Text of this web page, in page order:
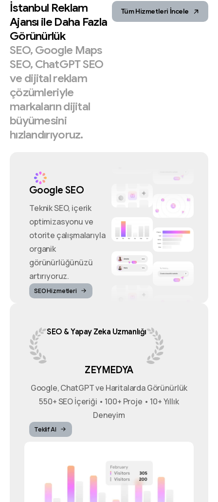
İstanbul Reklam
Ajansı ile Daha Fazla
Görünürlük
SEO, Google Maps
SEO, ChatGPTSEO
ve dijitalreklam
çözümleriyle
markalarındijital
büyümesini
hızlandırıyoruz.
Tüm Hizmetleri İncele
Google SEO
Teknik SEO, içerik
optimizasyonu ve
otorite çalışmalarıyla
organik
görünürlüğünüzü
artırıyoruz.
SEO Hizmetleri
SEO &Yapay Zeka Uzmanlığı
ZEYMEDYA
Google, ChatGPT ve Haritalarda Görünürlük
550+ SEO İçeriği • 100+ Proje • 10+ Yıllık
Deneyim
Teklif Al